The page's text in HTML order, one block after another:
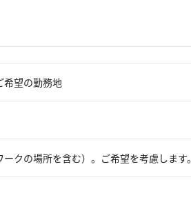
希望の勤務地
クの場所を含む）。ご希望を考慮します。